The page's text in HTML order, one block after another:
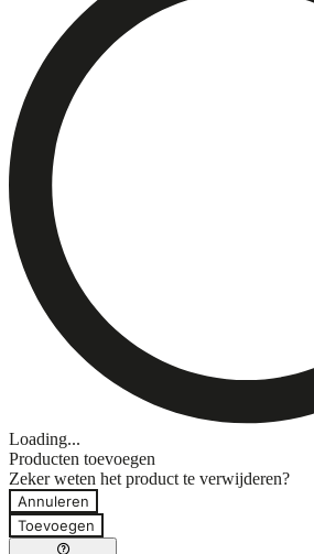
Loading...
Producten toevoegen
Zeker weten het product te verwijderen?
Annuleren
Toevoegen